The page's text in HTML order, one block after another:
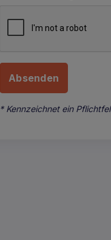
* Kennzeichnet ein